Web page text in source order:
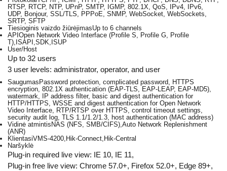
RTSP, RTCP, NTP, UPnP, SMTP, IGMP, 802.1X, QoS, IPv4, IPv6,
UDP, Bonjour, SSL/TLS, PPPoE, SNMP, WebSocket, WebSockets,
SRTP, SFTP
Tiesioginis vaizdo žiūrėjimasUp to 6 channels
APIOpen Network Video Interface (Profile S, Profile G, Profile
T),ISAPI,SDK,ISUP
User/Host
Up to 32 users
3 user levels: administrator, operator, and user
Saugumas Password protection, complicated password, HTTPS
encryption, 802.1X authentication (EAP-TLS, EAP-LEAP, EAP-MD5),
watermark, IP address filter, basic and digest authentication for
HTTP/HTTPS, WSSE and digest authentication for Open Network
Video Interface, RTP/RTSP over HTTPS, control timeout settings,
security audit log, TLS 1.1/1.2/1.3, host authentication (MAC address)
Vidinė atmintis NAS (NFS, SMB/CIFS),Auto Network Replenishment
(ANR)
KlientasiVMS-4200,Hik-Connect,Hik-Central
Naršyklė
Plug-in required live view: IE 10, IE 11,
Plug-in free live view: Chrome 57.0+, Firefox 52.0+, Edge 89+,